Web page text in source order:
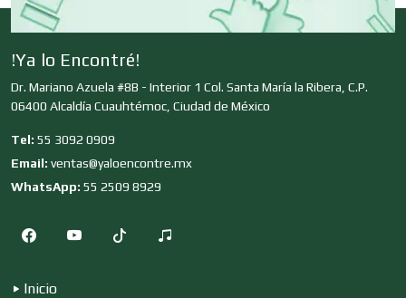
Clubes Deportivos
Cocinas Integrales
!Ya lo Encontré!
Dr. Mariano Azuela #8B - Interior 1 Col. Santa María la Ribera, C.P.
06400 Alcaldía Cuauhtémoc, Ciudad de México
Tel: 55 3092 0909
Email: ventas@yaloencontre.mx
WhatsApp: 55 2509 8929
Inicio